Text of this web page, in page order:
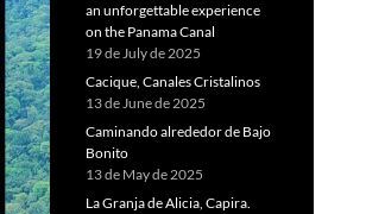
an unforgettable experience
on the Panama Canal
19 de July de 2025
Cacique, Canales Cristalinos
13 de June de 2025
Caminando alrededor de Bajo
Bonito
13 de May de 2025
La Granja de Alicia, Capira.